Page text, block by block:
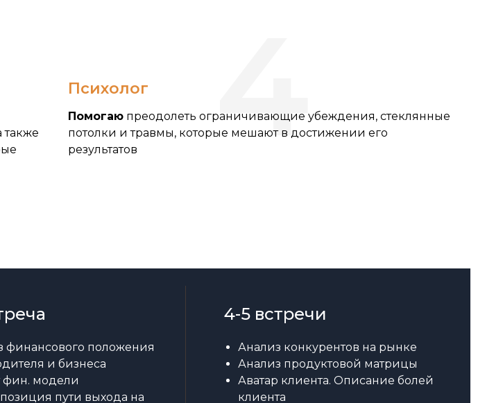
также
Психолог
Помогаю преодолеть ограничивающие убеждения, стеклянные
потолки и травмы, которые мешают в достижении его
результатов
4
финансового положения
и бизнеса
фин. модели
пути выхода на
4-5 встречи
Анализ конкурентов на рынке
Анализ продуктовой матрицы
Аватар клиента. Описание болей
клиента